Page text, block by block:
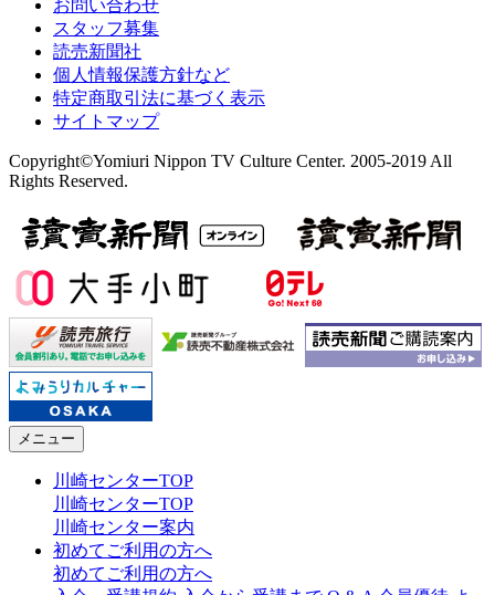
お問い合わせ
スタッフ募集
読売新聞社
個人情報保護方針など
特定商取引法に基づく表示
サイトマップ
Copyright©Yomiuri Nippon TV Culture Center. 2005-2019 All
Rights Reserved.
メニュー
川崎センターTOP
川崎センターTOP
川崎センター案内
初めてご利用の方へ
初めてご利用の方へ